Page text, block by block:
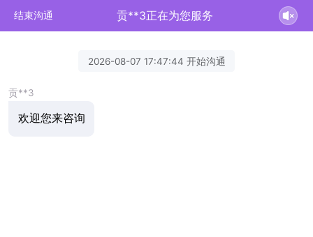
结束沟通 贡**3正在为您服务
2026-08-07 17:47:44 开始沟通
贡**3
欢迎您来咨询